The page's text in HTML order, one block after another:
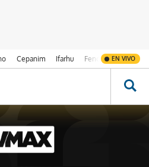
Cepanim Ifarhu Fenómeno de El
EN VIVO